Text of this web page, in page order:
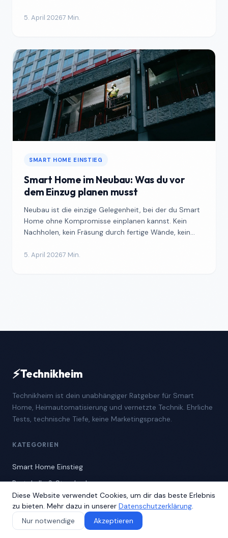
5. April 20267 Min.
SMART HOME EINSTIEG
Smart Home im Neubau: Was du vor
dem Einzug planen musst
Neubau ist die einzige Gelegenheit, bei der du Smart
Home ohne Kompromisse einplanen kannst. Kein
Nachholen, kein Fräsung durch fertige Wände, kein
5. April 20267 Min.
⚡Technikheim
Technikheim ist dein unabhängiger Ratgeber für Smart
Home, Heimautomatisierung und vernetzte Technik. Ehrliche
Tests, technische Tiefe, keine Marketingsprache.
KATEGORIEN
Smart Home Einstieg
Protokolle & Standards
Beleuchtung smart
Sicherheit & Kameras
Heizung & Energie
Diese Website verwendet Cookies, um dir das beste Erlebnis
zu bieten. Mehr dazu in unserer Datenschutzerklärung.
Nur notwendige
Akzeptieren